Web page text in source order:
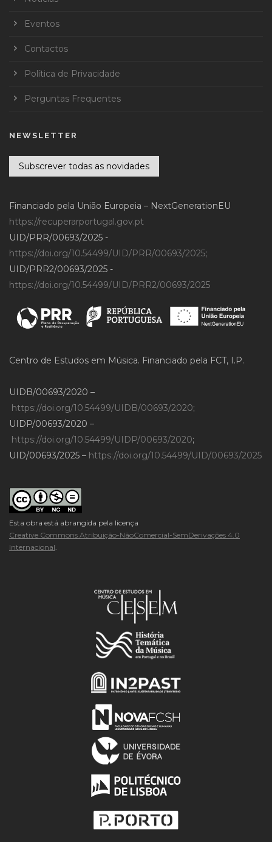
Eventos
Contactos
Política de Privacidade
Perguntas Frequentes
NEWSLETTER
Subscrever todas as novidades
Financiado pela União Europeia – NextGenerationEU
https://recuperarportugal.gov.pt
UID/PRR/00693/2025 -
https://doi.org/10.54499/UID/PRR/00693/2025;
UID/PRR2/00693/2025 -
https://doi.org/10.54499/UID/PRR2/00693/2025
Centro de Estudos em Música. Financiado pela FCT, I.P.
UIDB/00693/2020 –
https://doi.org/10.54499/UIDB/00693/2020;
UIDP/00693/2020 –
https://doi.org/10.54499/UIDP/00693/2020;
UID/00693/2025 – https://doi.org/10.54499/UID/00693/2025
Esta obra está abrangida pela licença
Creative Commons Atribuição-NãoComercial-SemDerivações 4.0
Internacional